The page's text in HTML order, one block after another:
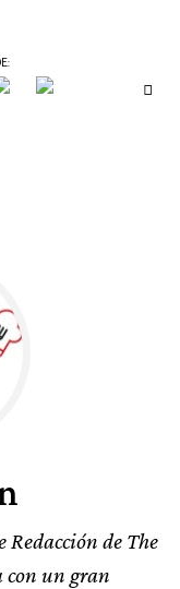
de The
con un gran